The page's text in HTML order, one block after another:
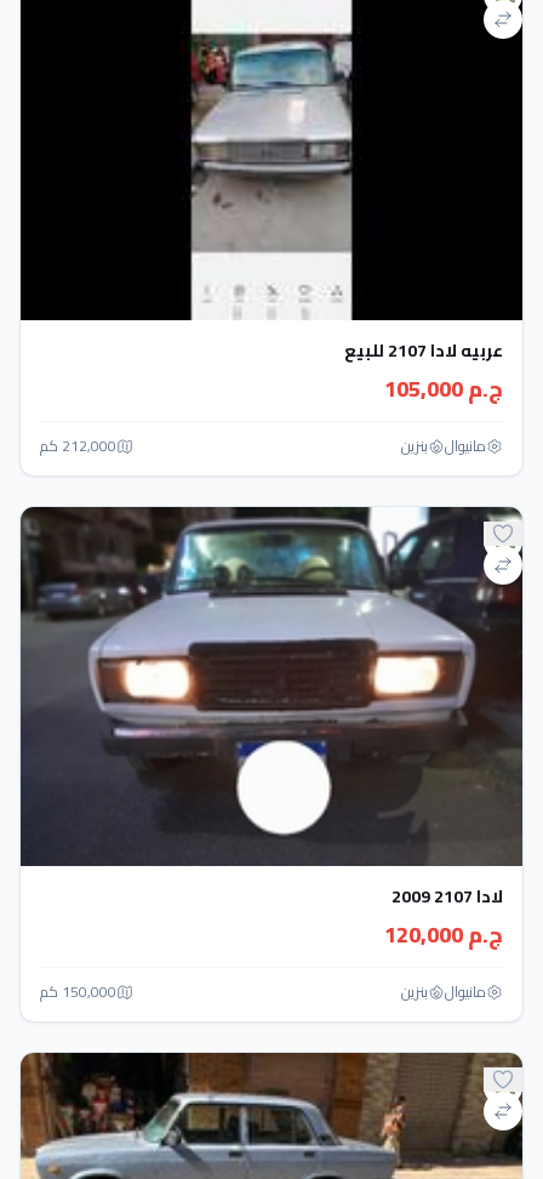
عربيه لادا 2107 للبيع
ج.م 105,000
مانيوال بنزين 212,000 كم
لادا 2107 2009
ج.م 120,000
مانيوال بنزين 150,000 كم